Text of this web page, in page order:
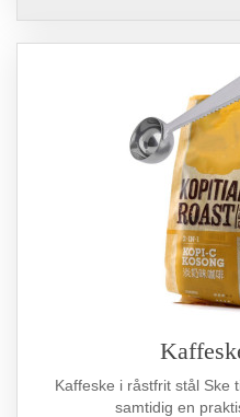
Kaffeske i råstfrit stål Ske
samtidig en